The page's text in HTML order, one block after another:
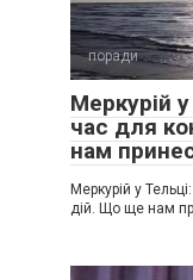
поради
Меркурій
час для
нам
Меркурій у
дій. Що ще нам